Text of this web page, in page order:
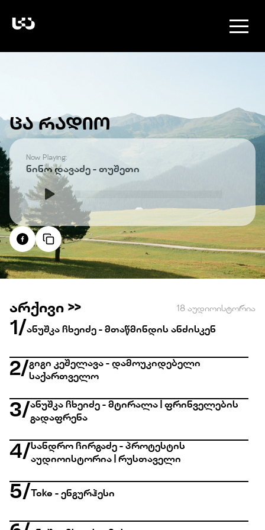
ᲪᲐ ᲠᲐᲓᲘᲝ
Now Playing:
ნინო დავაძე - თუშეთი
არქივი >> 18 აუდიოისტორია
1/ანუშკა ჩხეიძე - მთაწმინდის ანძისკენ
2/გიგი კეშელავა - დამოუკიდებელი
საქართველო
3/ანუშკა ჩხეიძე - მტირალა | ფრინველების
გადაფრენა
4/სანდრო ჩირგაძე - პროტესტის
აუდიოისტორია | რუსთაველი
5/ Toke - ენგურჰესი